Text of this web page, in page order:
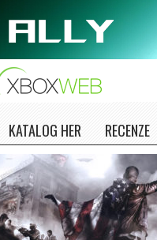
KATALOG HER RECENZE